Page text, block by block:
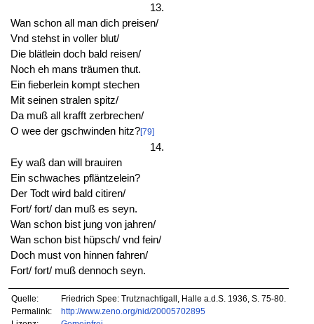
13.
Wan schon all man dich preisen/
Vnd stehst in voller blut/
Die blätlein doch bald reisen/
Noch eh mans träumen thut.
Ein fieberlein kompt stechen
Mit seinen stralen spitz/
Da muß all krafft zerbrechen/
O wee der gschwinden hitz?[79]
14.
Ey waß dan will brauiren
Ein schwaches pfläntzelein?
Der Todt wird bald citiren/
Fort/ fort/ dan muß es seyn.
Wan schon bist jung von jahren/
Wan schon bist hüpsch/ vnd fein/
Doch must von hinnen fahren/
Fort/ fort/ muß dennoch seyn.
Quelle:
Friedrich Spee: Trutznachtigall, Halle a.d.S. 1936, S. 75-80.
Permalink:
http://www.zeno.org/nid/20005702895